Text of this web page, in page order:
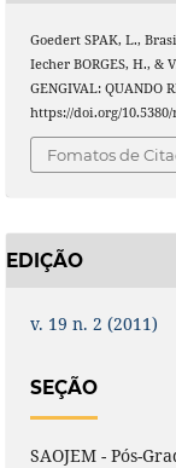
Goedert SPAK, L.,
Iecher BORGES, H., &
GENGIVAL: QUANDO
https://doi.org/
Fomatos de
EDIÇÃO
v. 19 n. 2 (2011)
SEÇÃO
SAOJEM - Pós-